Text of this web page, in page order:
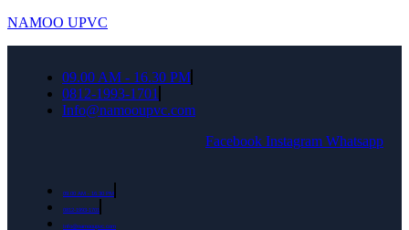
NAMOO UPVC
09.00 AM - 16.30 PM
0812-1993-1701
Info@namooupvc.com
Facebook Instagram Whatsapp
09.00 AM - 16.30 PM
0812-1993-1701
Info@namooupvc.com